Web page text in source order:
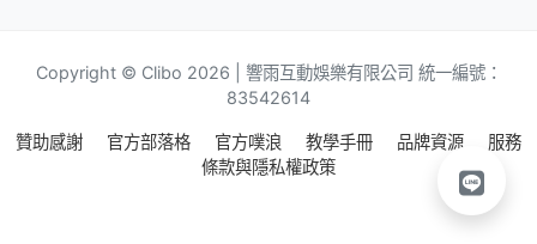
Copyright © Clibo 2026 | 響雨互動娛樂有限公司 統一編號：
83542614
贊助感謝 官方部落格 官方噗浪 教學手冊 品牌資源
服務
條款與隱私權政策